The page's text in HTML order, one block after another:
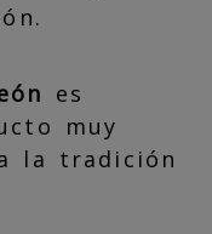
es
muy
la tradición